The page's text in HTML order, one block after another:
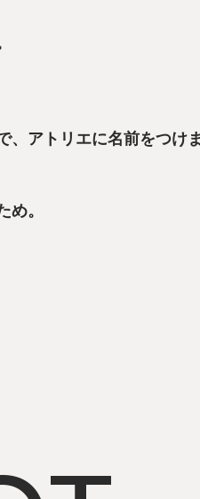
アトリエに名前をつけま
。